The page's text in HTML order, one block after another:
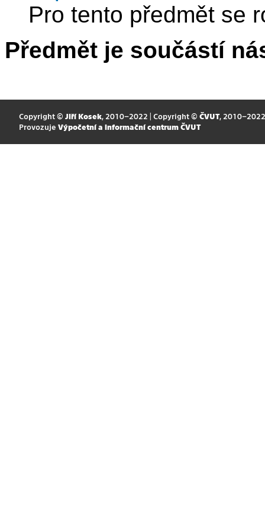
Pro tento předmět se
Předmět je součástí
Copyright © Jiří Kosek, 2010–2022 | Copyright © ČVUT, 2010–2022
Provozuje Výpočetní a informační centrum ČVUT